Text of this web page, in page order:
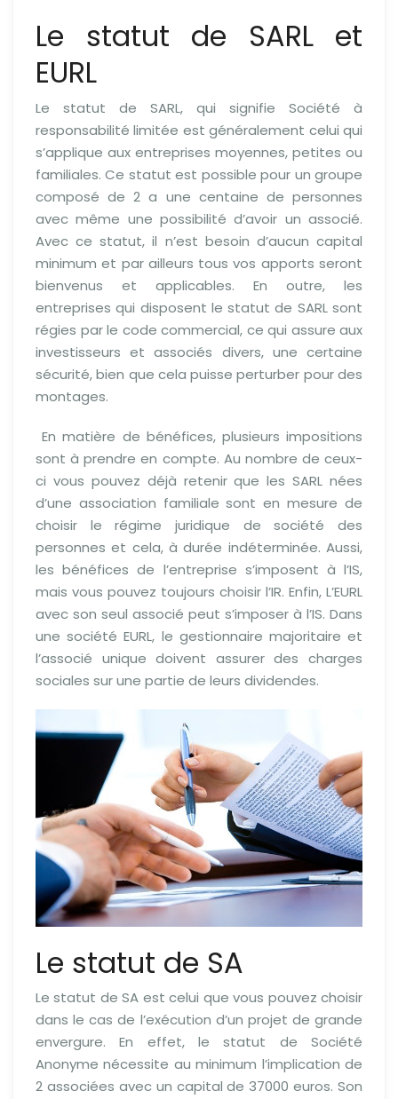
Le statut de SARL et
EURL
Le statut de SARL, qui signifie Société à
responsabilité limitée est généralement celui qui
s’applique aux entreprises moyennes, petites ou
familiales. Ce statut est possible pour un groupe
composé de 2 a une centaine de personnes
avec même une possibilité d’avoir un associé.
Avec ce statut, il n’est besoin d’aucun capital
minimum et par ailleurs tous vos apports seront
bienvenus et applicables. En outre, les
entreprises qui disposent le statut de SARL sont
régies par le code commercial, ce qui assure aux
investisseurs et associés divers, une certaine
sécurité, bien que cela puisse perturber pour des
montages.
En matière de bénéfices, plusieurs impositions
sont à prendre en compte. Au nombre de ceux-
ci vous pouvez déjà retenir que les SARL nées
d’une association familiale sont en mesure de
choisir le régime juridique de société des
personnes et cela, à durée indéterminée. Aussi,
les bénéfices de l’entreprise s’imposent à l’IS,
mais vous pouvez toujours choisir l’IR. Enfin, L’EURL
avec son seul associé peut s’imposer à l’IS. Dans
une société EURL, le gestionnaire majoritaire et
l’associé unique doivent assurer des charges
sociales sur une partie de leurs dividendes.
Le statut de SA
Le statut de SA est celui que vous pouvez choisir
dans le cas de l’exécution d’un projet de grande
envergure. En effet, le statut de Société
Anonyme nécessite au minimum l’implication de
2 associées avec un capital de 37000 euros. Son